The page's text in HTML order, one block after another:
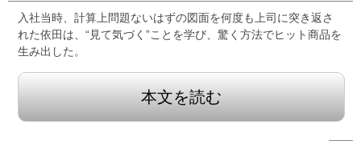
入社当時、計算上問題ないはずの図面を何度も上司に突き返さ
れた依田は、“見て気づく”ことを学び、驚く方法でヒット商品を
生み出した。
本文を読む